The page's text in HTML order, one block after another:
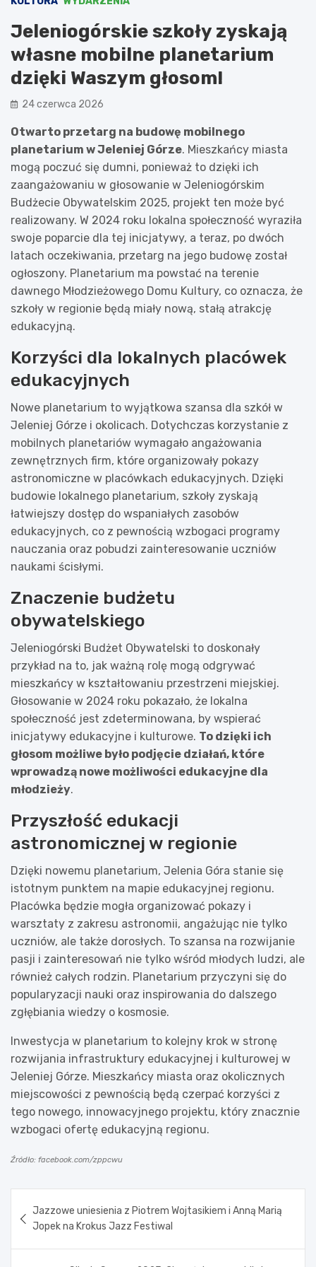
Jeleniogórskie szkoły zyskają
własne mobilne planetarium
dzięki Waszym głosom!
24 czerwca 2026
Otwarto przetarg na budowę mobilnego
planetarium w Jeleniej Górze. Mieszkańcy miasta
mogą poczuć się dumni, ponieważ to dzięki ich
zaangażowaniu w głosowanie w Jeleniogórskim
Budżecie Obywatelskim 2025, projekt ten może być
realizowany. W 2024 roku lokalna społeczność wyraziła
swoje poparcie dla tej inicjatywy, a teraz, po dwóch
latach oczekiwania, przetarg na jego budowę został
ogłoszony. Planetarium ma powstać na terenie
dawnego Młodzieżowego Domu Kultury, co oznacza, że
szkoły w regionie będą miały nową, stałą atrakcję
edukacyjną.
Korzyści dla lokalnych placówek
edukacyjnych
Nowe planetarium to wyjątkowa szansa dla szkół w
Jeleniej Górze i okolicach. Dotychczas korzystanie z
mobilnych planetariów wymagało angażowania
zewnętrznych firm, które organizowały pokazy
astronomiczne w placówkach edukacyjnych. Dzięki
budowie lokalnego planetarium, szkoły zyskają
łatwiejszy dostęp do wspaniałych zasobów
edukacyjnych, co z pewnością wzbogaci programy
nauczania oraz pobudzi zainteresowanie uczniów
naukami ścisłymi.
Znaczenie budżetu
obywatelskiego
Jeleniogórski Budżet Obywatelski to doskonały
przykład na to, jak ważną rolę mogą odgrywać
mieszkańcy w kształtowaniu przestrzeni miejskiej.
Głosowanie w 2024 roku pokazało, że lokalna
społeczność jest zdeterminowana, by wspierać
inicjatywy edukacyjne i kulturowe. To dzięki ich
głosom możliwe było podjęcie działań, które
wprowadzą nowe możliwości edukacyjne dla
młodzieży.
Przyszłość edukacji
astronomicznej w regionie
Dzięki nowemu planetarium, Jelenia Góra stanie się
istotnym punktem na mapie edukacyjnej regionu.
Placówka będzie mogła organizować pokazy i
warsztaty z zakresu astronomii, angażując nie tylko
uczniów, ale także dorosłych. To szansa na rozwijanie
pasji i zainteresowań nie tylko wśród młodych ludzi, ale
również całych rodzin. Planetarium przyczyni się do
popularyzacji nauki oraz inspirowania do dalszego
zgłębiania wiedzy o kosmosie.
Inwestycja w planetarium to kolejny krok w stronę
rozwijania infrastruktury edukacyjnej i kulturowej w
Jeleniej Górze. Mieszkańcy miasta oraz okolicznych
miejscowości z pewnością będą czerpać korzyści z
tego nowego, innowacyjnego projektu, który znacznie
wzbogaci ofertę edukacyjną regionu.
Źródło: facebook.com/zppcwu
wpisu
Jazzowe uniesienia z Piotrem Wojtasikiem i Anną Marią
Jopek na Krokus Jazz Festiwal